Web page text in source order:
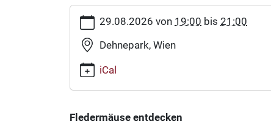
https://www.fledermausschutz.at/
Fledermäuse
entdecken
2026-
08-
08-
29.08.2026 von 19:00 bis 21:00
Dehnepark, Wien
iCal
Fledermäuse entdecken